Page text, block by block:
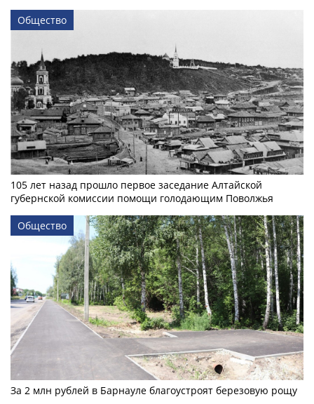
Общество
105 лет назад прошло первое заседание Алтайской
губернской комиссии помощи голодающим Поволжья
Общество
За 2 млн рублей в Барнауле благоустроят березовую рощу